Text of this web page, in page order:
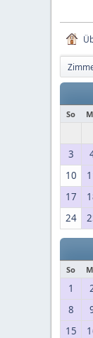
So
3
10
17
24
So
1
8
15